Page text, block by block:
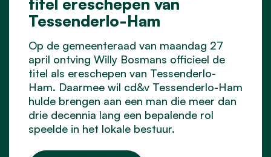
Tessenderlo-Ham
Op de gemeenteraad van maandag 27
april ontving Willy Bosmans officieel de
titel als ereschepen van Tessenderlo-
Ham. Daarmee wil cd&v Tessenderlo-Ham
hulde brengen aan een man die meer dan
drie decennia lang een bepalende rol
speelde in het lokale bestuur.